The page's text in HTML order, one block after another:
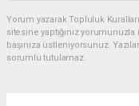
Yorum yazarak Topluluk
sitesine yaptığınız
başınıza üstleniyorsunuz.
sorumlu tutulamaz.